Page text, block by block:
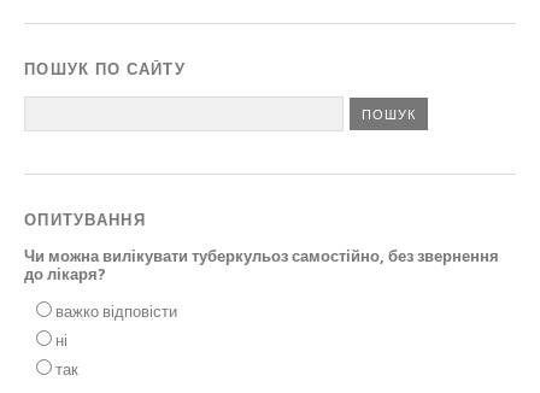
ПОШУК ПО САЙТУ
ОПИТУВАННЯ
Чи можна вилікувати туберкульоз самостійно, без звернення
до лікаря?
важко відповісти
ні
так